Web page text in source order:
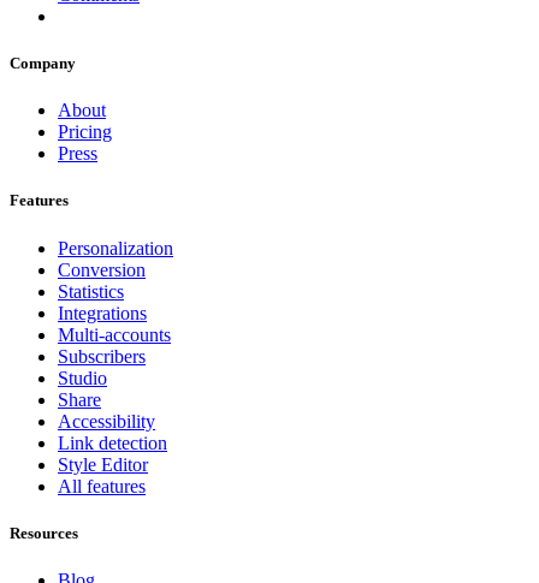
Company
About
Pricing
Press
Features
Personalization
Conversion
Statistics
Integrations
Multi-accounts
Subscribers
Studio
Share
Accessibility
Link detection
Style Editor
All features
Resources